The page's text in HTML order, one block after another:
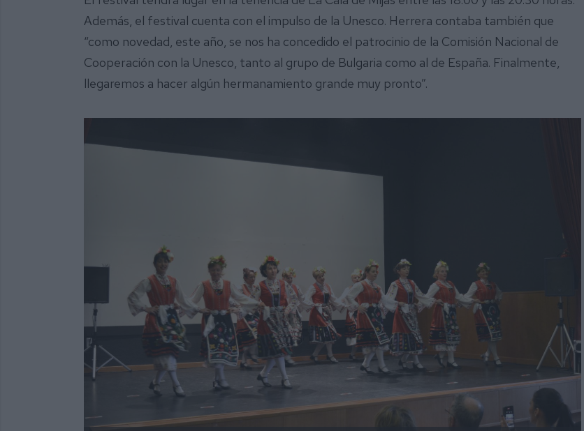
Además, el festival cuenta con el impulso de la Unesco. Herrera contaba también que
“como novedad, este año, se nos ha concedido el patrocinio de la Comisión Nacional de
Cooperación con la Unesco, tanto al grupo de Bulgaria como al de España. Finalmente,
llegaremos a hacer algún hermanamiento grande muy pronto”.